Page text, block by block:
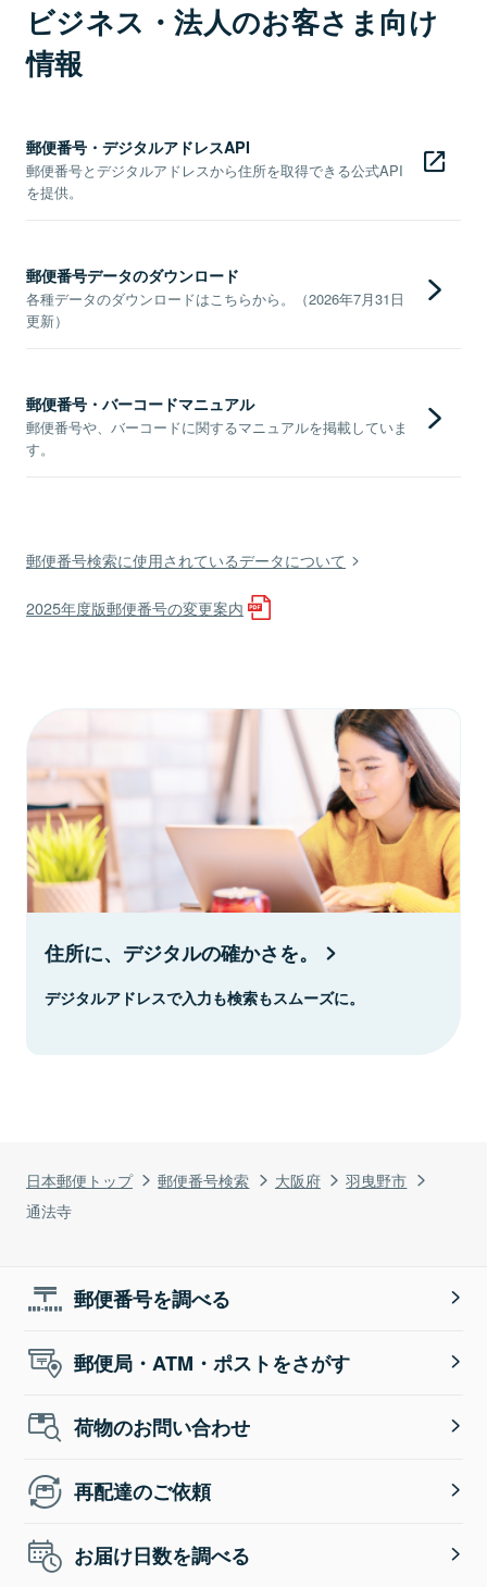
日本郵便トップ 郵便番号検索 大阪府
羽曳野市
通法寺
ビジネス・法人のお客さま向け
情報
郵便番号・デジタルアドレスAPI
郵便番号とデジタルアドレスから住所を取得できる公式API
を提供。
郵便番号データのダウンロード
各種データのダウンロードはこちらから。（2026年7月31日
更新）
郵便番号・バーコードマニュアル
郵便番号や、バーコードに関するマニュアルを掲載していま
す。
郵便番号検索に使用されているデータについて
2025年度版郵便番号の変更案内
住所に、デジタルの確かさを。
デジタルアドレスで入力も検索もスムーズに。
郵便番号を調べる
郵便局・ATM・ポストをさがす
荷物のお問い合わせ
再配達のご依頼
お届け日数を調べる